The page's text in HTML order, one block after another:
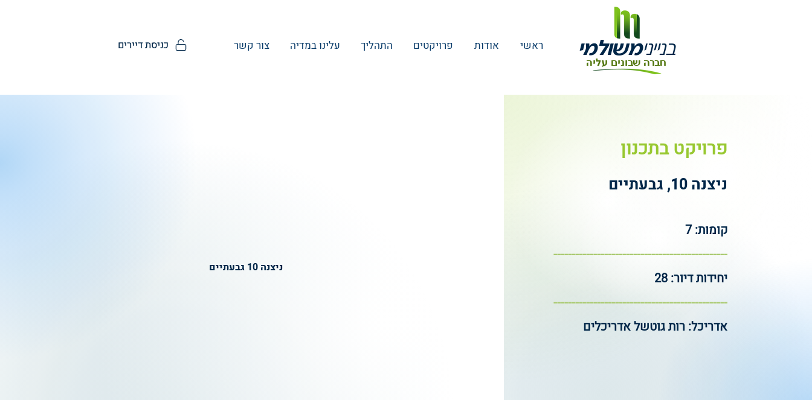
כניסת דיירים ראשי אודות פרויקטים התהליך עלינו במדיה צור קשר בניינימשולמי
חברה שבונים עליה
ניצנה 10 גבעתיים
פרויקט בתכנון
ניצנה 10, גבעתיים
קומות: 7
------------------------------------------------
יחידות דיור: 28
------------------------------------------------
אדריכל: רות גוטשל אדריכלים